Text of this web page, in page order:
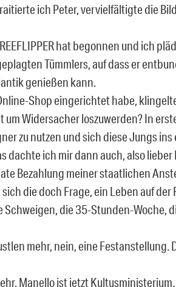
ich Peter, vervielfältigte die
hat begonnen und ich
Tümmlers, auf dass er
genießen kann.
Shop eingerichtet habe,
um Widersacher loszuwerden? In
zu nutzen und sich diese Jungs
dachte ich mir dann auch, also
Bezahlung meiner staatlichen
die doch Frage, ein Leben auf der
Schweigen, die 35-Stunden-Woche,
mehr, nein, eine Festanstellung.
Manello ist jetzt